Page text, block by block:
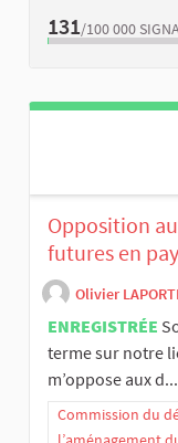
131/100 000
Opposition
futures en
Olivier
ENREGISTRÉE
terme sur notre
m’oppose aux d...
Commission du